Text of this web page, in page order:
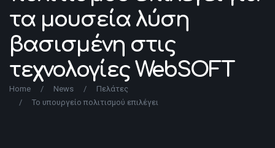
τα μουσεία λύση
βασισμένη στις
τεχνολογίες WebSOFT
Home / News /
Πελάτες
/
Το υπουργείο πολιτισμού επιλέγει